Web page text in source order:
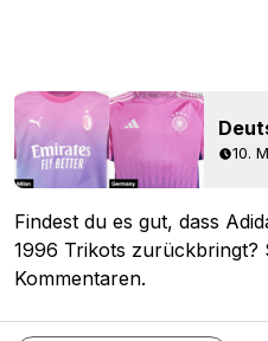
Findest du es gut, dass
1996 Trikots zurückbringt?
Kommentaren.
Kommentare anzeigen
adidas Germany